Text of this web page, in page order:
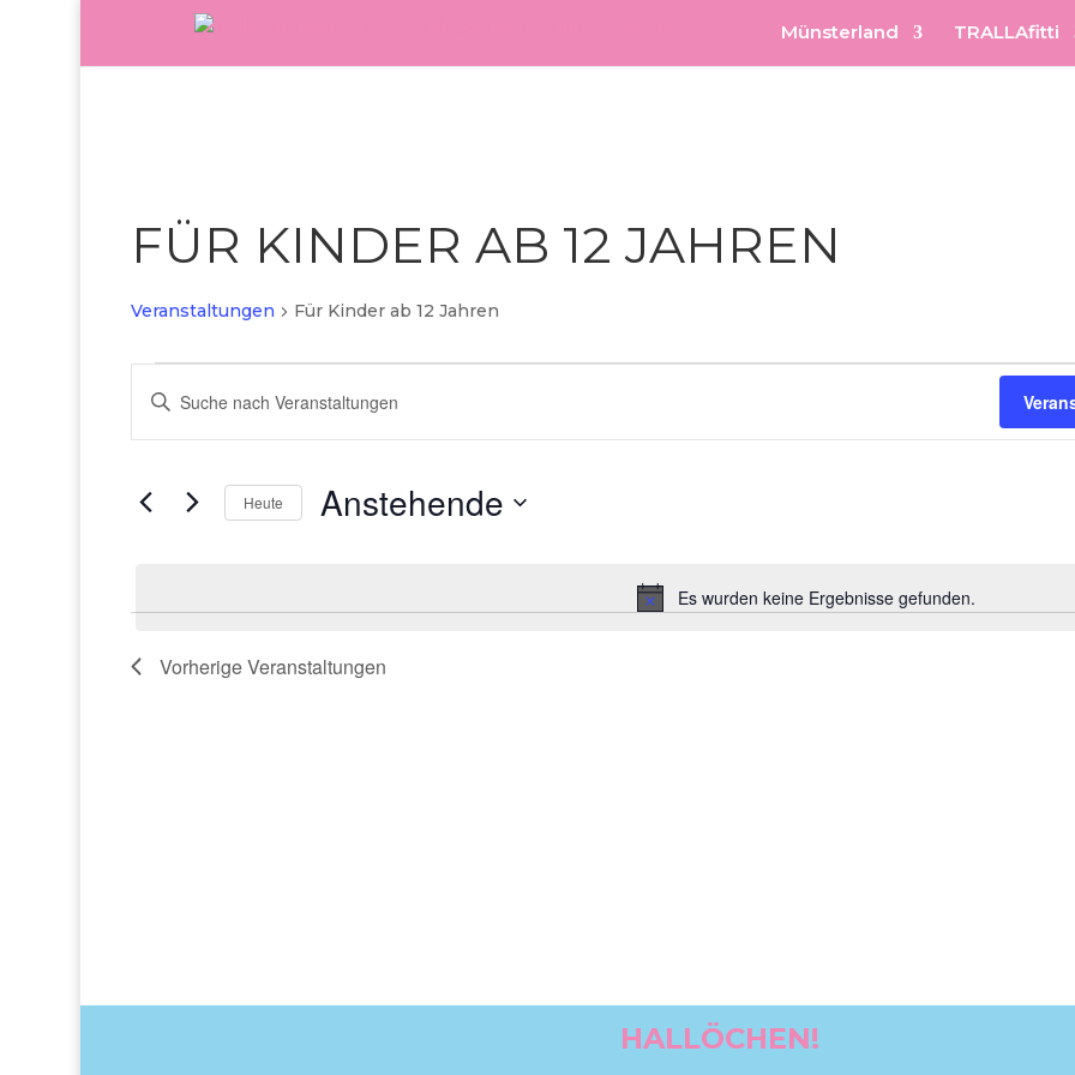
Münsterland TRALLAfitti
FÜR KINDER AB 12 JAHREN
Veranstaltungen Für Kinder ab 12 Jahren
Hinweis
Es wurden keine Ergebnisse gefunden.
Veranstaltungen
Suche
Ansichten,
Bitte
Schlüsselwort
eingeben.
nach
Heute Anstehende
VorherigeVeranstaltungen
HALLÖCHEN!